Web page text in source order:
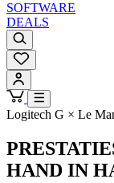
SOFTWARE
DEALS
Logitech G × Le
HAND IN